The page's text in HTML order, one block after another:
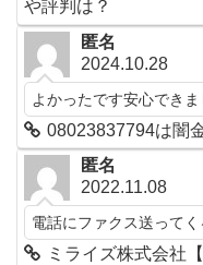
や評判は？
匿名
2024.10.28
よかったです安心できま
08023837794は闇
匿名
2022.11.08
電話にファクス送って
ミライズ株式会社